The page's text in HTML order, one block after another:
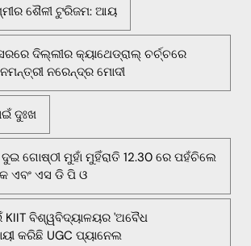
ଶୈଳୀ ଟୁରିଜମ: ଆୟ
ଦିଲ୍ଲୀର କ୍ୟାଥେଡ୍ରାଲ୍ ଚର୍ଚ୍ଚରେ
ନରେନ୍ଦ୍ର ମୋଦୀ
ଦୁଃଖ
ଦୁଇ ଗୋଷ୍ଠୀ ମୁହାଁ ମୁହିଁରାତି 12.30 ରେ ପହଁଚିଲେ
ଏବଂ ଏସ ଡି ପି ଓ
KIIT ବିଶ୍ୱବିଦ୍ୟାଳୟର 'ଅବୈଧ
କରିଛି UGC ପ୍ୟାନେଲ